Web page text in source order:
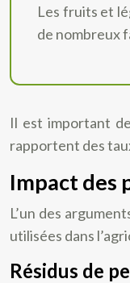
Les fruits et
de nombreux
Il est important
rapportent des
Impact des
L’un des
utilisées dans
Résidus de